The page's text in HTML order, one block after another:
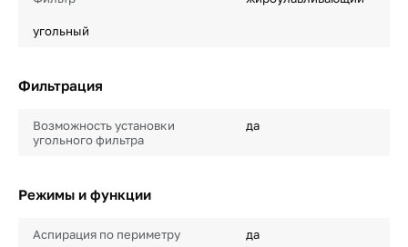
угольный
Фильтрация
Возможность установки
угольного фильтра
да
Режимы и функции
Аспирация по периметру да